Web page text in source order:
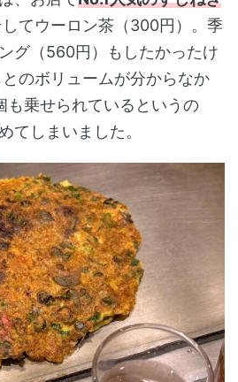
してウーロン茶（300円）。季
グ（560円）もしたかったけ
のボリュームが分からなか
も乗せられているというの
てしまいました。